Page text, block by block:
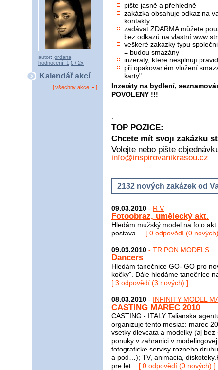
autor: jordana
hodnocení: 1,0 / 2x
Kalendář akcí
[ všechny akce ]
pište jasně a přehledně
zakázka obsahuje odkaz na
kontakty
zadávat ZDARMA můžete
bez odkazů na vlastní www
veškeré zakázky typu
= budou smazány
inzeráty, které nesplňují
při opakovaném vložení
karty"
Inzeráty na bydlení,
POVOLENY !!!
TOP POZICE:
Chcete mít svoji zakázku
Volejte nebo pište
info@inspirovanikrasou.cz
2132 nových zakázek od
09.03.2010 - R V
Fotoobraz, umělecký akt.
Hledám mužský model na foto
postava.... [ 0 odpovědí (0 nových
09.03.2010 - TRIPON MODELS
Dancers
Hledám tanečnice GO- GO pro
kočky". Dále hledáme tanečnice
[ 3 odpovědí (3 nových) ]
08.03.2010 - INFINITY MODEL
CASTING MAREC 2010
CASTING - ITALY Talianska
organizuje tento mesiac: marec
vsetky dievcata a modelky (aj
ponuky v zahranici v
fotograficke servisy rozneho
a pod…); TV, animacia,
pre let... [ 0 odpovědí (0 nových) ]